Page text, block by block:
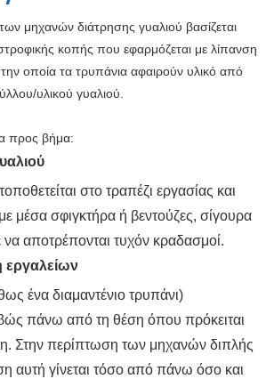
μηχανών διάτρησης γυαλιού βασίζεται
κοπής που εφαρμόζεται με λίπανση
οποία τα τρυπάνια αφαιρούν υλικό από
υλικού γυαλιού.
προς βήμα:
στο τραπέζι εργασίας και
με μέσα σφιγκτήρα ή βεντούζες, σίγουρα
αποτρέπονται τυχόν κραδασμοί.
ένα διαμαντένιο τρυπάνι)
πάνω από τη θέση όπου πρόκειται
Στην περίπτωση των μηχανών διπλής
αυτή γίνεται τόσο από πάνω όσο και